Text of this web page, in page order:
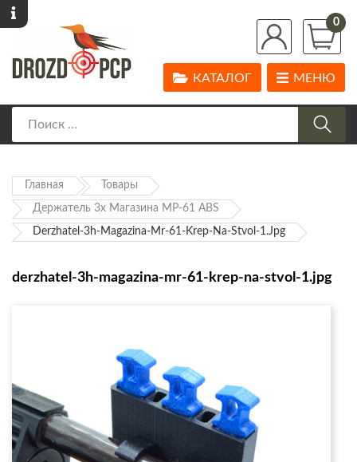
0
МЕНЮ
КАТАЛОГ
Главная Товары
Держатель 3х Магазина МР-61 ABS
Derzhatel-3h-Magazina-Mr-61-Krep-Na-Stvol-1.jpg
derzhatel-3h-magazina-mr-61-krep-na-stvol-1.jpg